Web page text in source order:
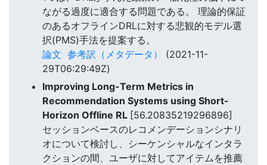
ながる過度に適合する問題である。 理論的保証
のあるオフラインDRLに対する悲観的モデル選
択(PMS)手法を提案する。
論文 参考訳（メタデータ）
(2021-11-
29T06:29:49Z)
Improving Long-Term Metrics in
Recommendation Systems using Short-
Horizon Offline RL [56.20835219296896]
セッションベースのレコメンデーションシナリ
オについて検討し、シーケンシャルなインタラ
クションの間、ユーザに対してアイテムを推薦